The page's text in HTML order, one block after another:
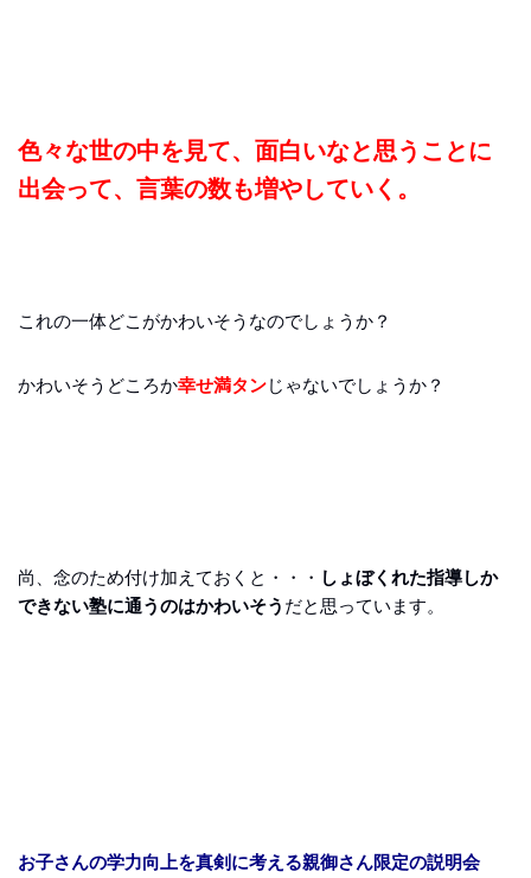
色々な世の中を見て、面白いなと思うことに
出会って、言葉の数も増やしていく。
これの一体どこがかわいそうなのでしょうか？
かわいそうどころか幸せ満タンじゃないでしょうか？
尚、念のため付け加えておくと・・・ しょぼくれた指導しか
できない塾に通うのはかわいそう だと思っています。
お子さんの学力向上を真剣に考える親御さん限定の説明会